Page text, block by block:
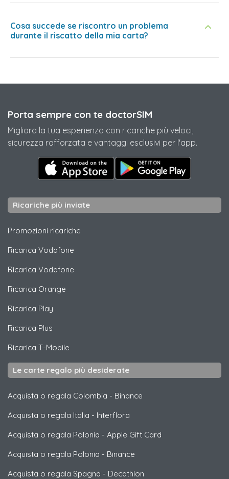
Cosa succede se riscontro un problema
durante il riscatto della mia carta?
Porta sempre con te doctorSIM
Migliora la tua esperienza con ricariche più veloci,
sicurezza rafforzata e vantaggi esclusivi per l'app.
Ricariche più inviate
Promozioni ricariche
Ricarica Vodafone
Ricarica Vodafone
Ricarica Orange
Ricarica Play
Ricarica Plus
Ricarica T-Mobile
Le carte regalo più desiderate
Acquista o regala Colombia - Binance
Acquista o regala Italia - Interflora
Acquista o regala Polonia - Apple Gift Card
Acquista o regala Polonia - Binance
Acquista o regala Spagna - Decathlon